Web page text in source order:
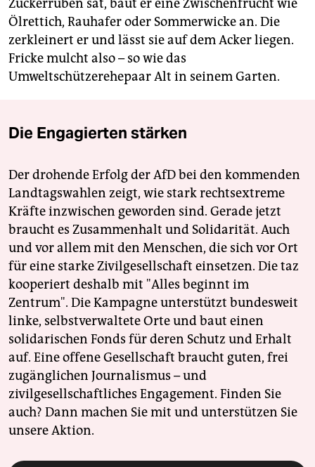
Zuckerrüben sät, baut er eine Zwischenfrucht wie
Ölrettich, Rauhafer oder Sommerwicke an. Die
zerkleinert er und lässt sie auf dem Acker liegen.
Fricke mulcht also – so wie das
Umweltschützerehepaar Alt in seinem Garten.
Die Engagierten stärken
Der drohende Erfolg der AfD bei den kommenden
Landtagswahlen zeigt, wie stark rechtsextreme
Kräfte inzwischen geworden sind. Gerade jetzt
braucht es Zusammenhalt und Solidarität. Auch
und vor allem mit den Menschen, die sich vor Ort
für eine starke Zivilgesellschaft einsetzen. Die taz
kooperiert deshalb mit "Alles beginnt im
Zentrum". Die Kampagne unterstützt bundesweit
linke, selbstverwaltete Orte und baut einen
solidarischen Fonds für deren Schutz und Erhalt
auf. Eine offene Gesellschaft braucht guten, frei
zugänglichen Journalismus – und
zivilgesellschaftliches Engagement. Finden Sie
auch? Dann machen Sie mit und unterstützen Sie
unsere Aktion.